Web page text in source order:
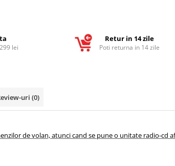
lei
Retur in 14 zile
Poti returna in 14 zile
uri (0)
de volan, atunci cand se pune o unitate radio-cd